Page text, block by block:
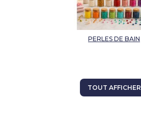
PERLES DE BAIN
TOUT AFFICHER